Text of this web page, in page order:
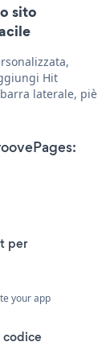
sito
Hit
laterale, piè
per
your app